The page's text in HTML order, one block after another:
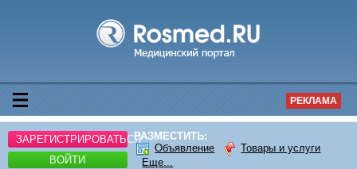
РЕКЛАМА
ЗАРЕГИСТРИРОВАТЬСЯ
ВОЙТИ
РАЗМЕСТИТЬ:
Объявление
Товары и услуги
Еще...